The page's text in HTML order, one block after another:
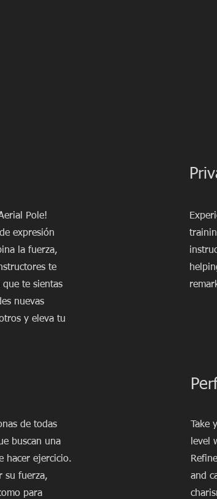
Pole!
expresión
la fuerza,
te
te sientas
nuevas
y eleva tu
de todas
buscan una
hacer ejercicio.
su fuerza,
para
level
and